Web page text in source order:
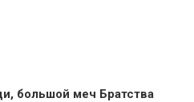
большой меч Братства